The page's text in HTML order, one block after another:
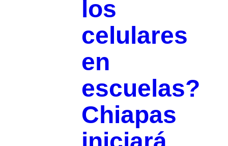
los
celulares
en
escuelas?
Chiapas